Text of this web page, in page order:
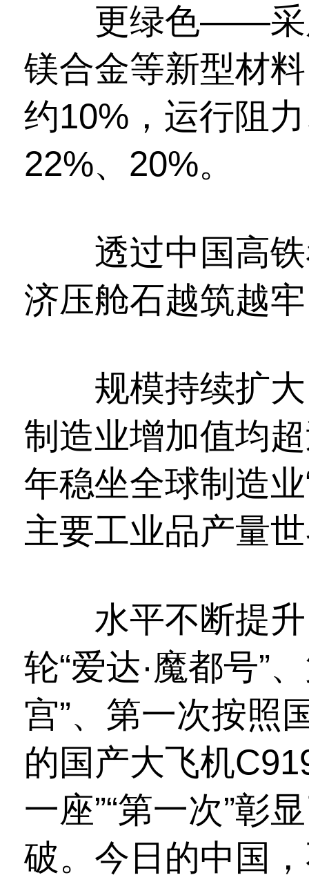
更绿色——采用
镁合金等新型材
约10%，运行阻
22%、20%。
透过中国高铁
济压舱石越筑越
规模持续扩大
制造业增加值均
年稳坐全球制造
主要工业品产量
水平不断提升
轮“爱达·魔都号”
宫”、第一次按照
的国产大飞机
一座”“第一次”彰
破。今日的中国